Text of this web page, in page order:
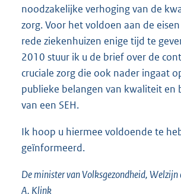
noodzakelijke verhoging van de
zorg. Voor het voldoen aan de
rede ziekenhuizen enige tijd te
2010 stuur ik u de brief over de
cruciale zorg die ook nader ingaat
publieke belangen van kwaliteit en
van een SEH.
Ik hoop u hiermee voldoende te
geïnformeerd.
De minister van Volksgezondheid, Welzijn
A. Klink